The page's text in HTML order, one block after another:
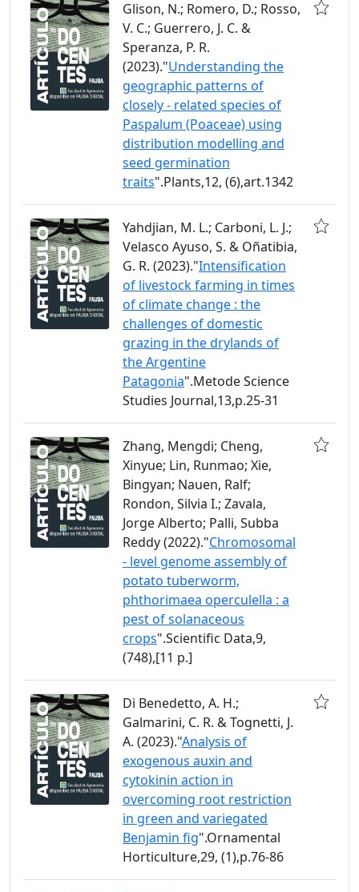
Glison, N.; Romero, D.; Rosso,
V. C.; Guerrero, J. C. &
Speranza, P. R.
(2023)."Understanding the
geographic patterns of
closely - related species of
Paspalum (Poaceae) using
distribution modelling and
seed germination
traits".Plants,12, (6),art.1342
Yahdjian, M. L.; Carboni, L. J.;
Velasco Ayuso, S. & Oñatibia,
G. R. (2023)."Intensification
of livestock farming in times
of climate change : the
challenges of domestic
grazing in the drylands of
the Argentine
Patagonia".Metode Science
Studies Journal,13,p.25-31
Zhang, Mengdi; Cheng,
Xinyue; Lin, Runmao; Xie,
Bingyan; Nauen, Ralf;
Rondon, Silvia I.; Zavala,
Jorge Alberto; Palli, Subba
Reddy (2022)."Chromosomal
- level genome assembly of
potato tuberworm,
phthorimaea operculella : a
pest of solanaceous
crops".Scientific Data,9,
(748),[11 p.]
Di Benedetto, A. H.;
Galmarini, C. R. & Tognetti, J.
A. (2023)."Analysis of
exogenous auxin and
cytokinin action in
overcoming root restriction
in green and variegated
Benjamin fig".Ornamental
Horticulture,29, (1),p.76-86